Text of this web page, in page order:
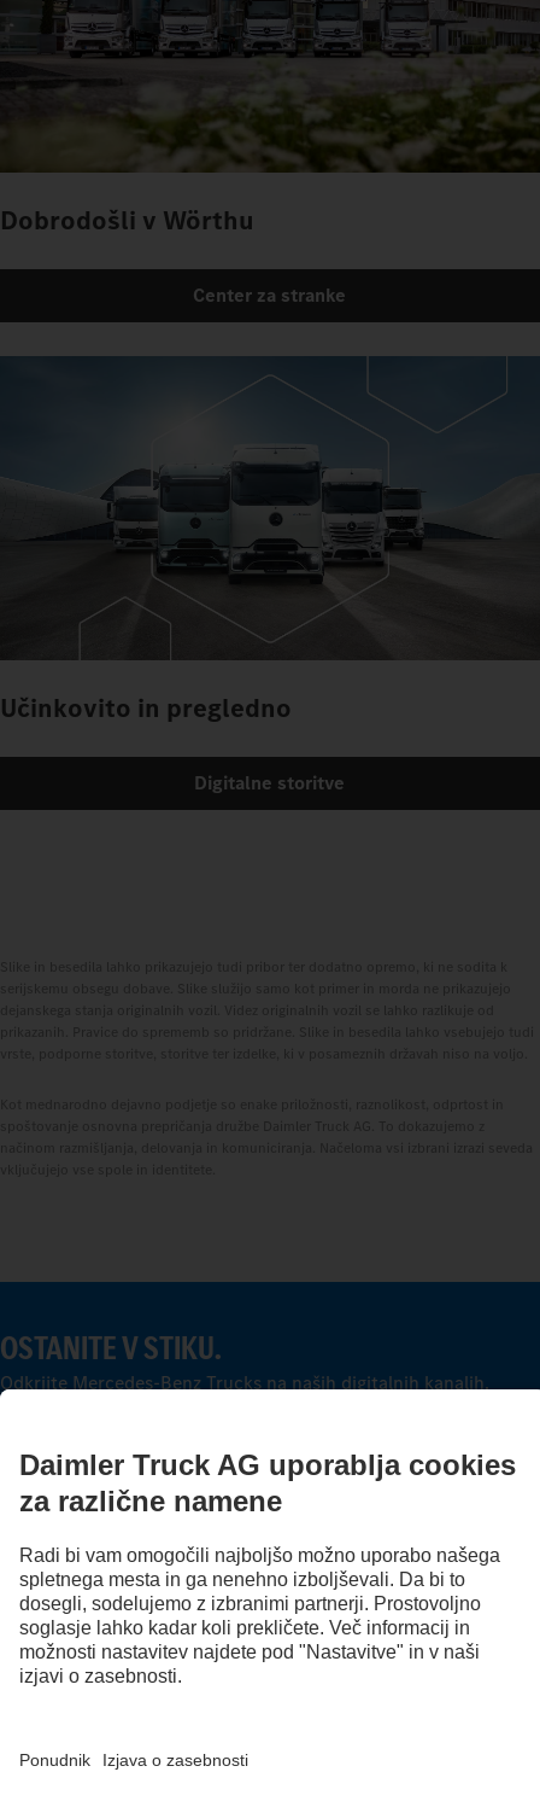
Dobrodošli v Wörthu
Center za stranke
Učinkovito in pregledno
Digitalne storitve
OSTANITE V STIKU.
Odkrijte Mercedes-Benz Trucks na naših digitalnih kanalih.
Ponudnik
Varovanje podatkov
Pravna določila
Varovanje podatkov služba za pomoč na cesti